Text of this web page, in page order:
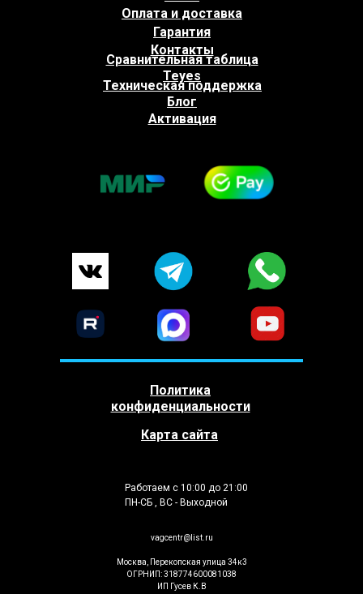
Москва, Перекопская улица 34к3
ОГРНИП: 318774600081038
ИП Гусев К.В
vagcentr@list.ru
Работаем с 10:00 до 21:00
ПН-СБ , ВС - Выходной
Политика
конфиденциальности
Карта сайта
Контакты
Сравнительная таблица
Teyes
Блог
Техническая поддержка
Активация
Оплата и доставка
Гарантия